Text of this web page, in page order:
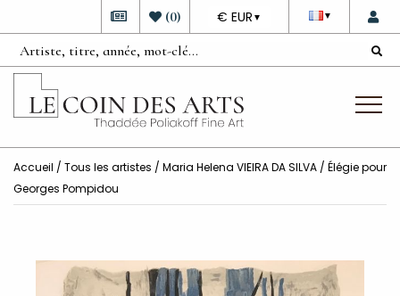
▼
DEVISE
€ EUR ▼
(0)
Accueil / Tous les artistes / Maria Helena VIEIRA DA SILVA / Élégie pour
Georges Pompidou